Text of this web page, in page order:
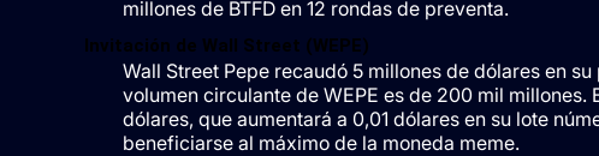
millones de BTFD en 12 rondas de preventa.
Invitación de Wall Street (WEPE)
Wall Street Pepe recaudó 5 millones de dólares en
volumen circulante de WEPE es de 200 mil
dólares, que aumentará a 0,01 dólares en su lote
beneficiarse al máximo de la moneda meme.